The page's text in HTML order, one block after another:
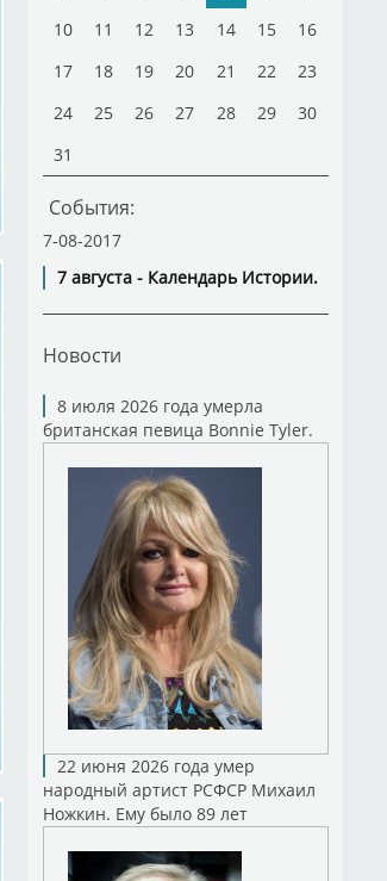
10
11 12 13 14 15
16
17
18 19 20 21 22
23
24
25 26 27 28 29
30
31
События:
7-08-2017
7 августа - Календарь Истории.
Новости
8 июля 2026 года умерла
британская певица Bonnie Tyler.
22 июня 2026 года умер
народный артист РСФСР Михаил
Ножкин. Ему было 89 лет